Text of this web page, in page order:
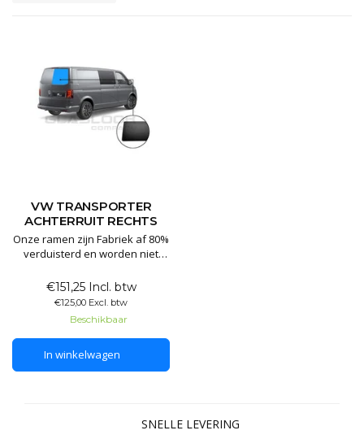
VW TRANSPORTER
ACHTERRUIT RECHTS
Onze ramen zijn Fabriek af 80%
verduisterd en worden niet
ramen zijn voorzien van E
keurmerk en worden
geproduceerd in de EU.
€151,25 Incl. btw
€125,00 Excl. btw
Beschikbaar
In winkelwagen
SNELLE LEVERING